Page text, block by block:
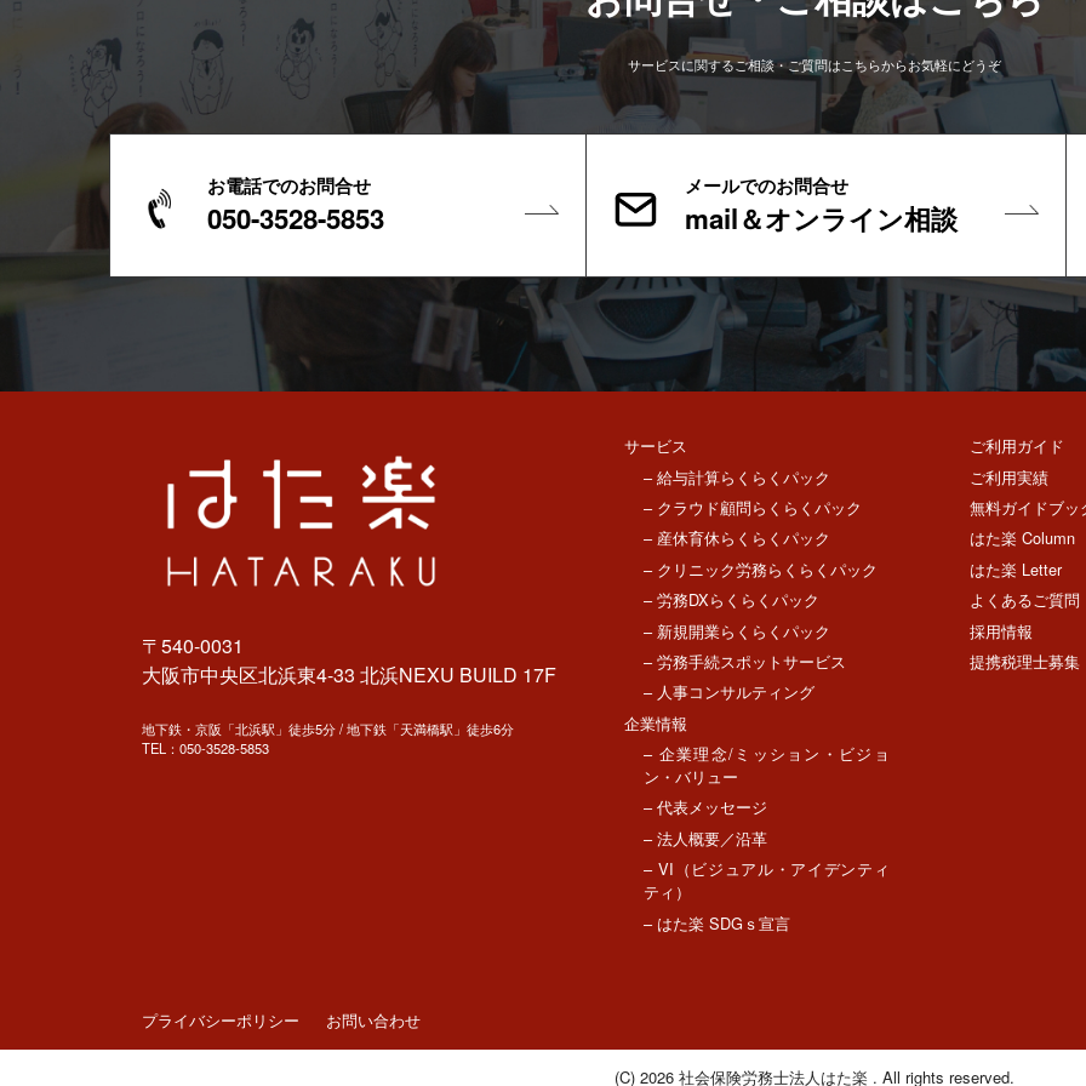
サービスに関するご相談・ご質問はこちらからお気軽にどうぞ
お電話でのお問合せ
050-3528-5853
メールでのお問合せ
mail＆オンライン相談
〒540-0031
大阪市中央区北浜東4-33 北浜NEXU BUILD 17F
地下鉄・京阪「北浜駅」徒歩5分 / 地下鉄「天満橋駅」徒歩6分
TEL： 050-3528-5853
サービス
– 給与計算らくらくパック
– クラウド顧問らくらくパック
– 産休育休らくらくパック
– クリニック労務らくらくパック
– 労務DXらくらくパック
– 新規開業らくらくパック
– 労務手続スポットサービス
– 人事コンサルティング
企業情報
– 企業理念/ミッション・ビジョ
ン・バリュー
– 代表メッセージ
– 法人概要／沿革
– VI（ビジュアル・アイデンティ
ティ）
– はた楽 SDGｓ宣言
ご利用ガイド
ご利用実績
無料ガイドブッ
はた楽 Column
はた楽 Letter
よくあるご質問
採用情報
提携税理士募集
プライバシーポリシー お問い合わせ
(C) 2026 社会保険労務士法人はた楽 . All rights reserved.